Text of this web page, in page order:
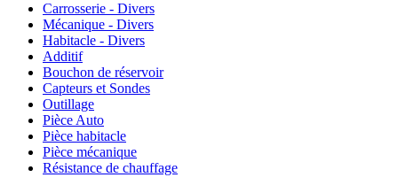
Carrosserie - Divers
Mécanique - Divers
Habitacle - Divers
Additif
Bouchon de réservoir
Capteurs et Sondes
Outillage
Pièce Auto
Pièce habitacle
Pièce mécanique
Résistance de chauffage